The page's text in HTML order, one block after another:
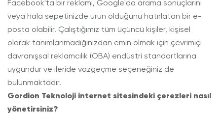
Facebook'ta bir reklamı, Google'da arama sonuçlarını
veya hala sepetinizde ürün olduğunu hatırlatan bir e-
posta olabilir. Çalıştığımız tüm üçüncü kişiler, kişisel
olarak tanımlanmadığınızdan emin olmak için çevrimiçi
davranışsal reklamcılık (OBA) endüstri standartlarına
uygundur ve ileride vazgeçme seçeneğiniz de
bulunmaktadır.
Gordion Teknoloji internet sitesindeki çerezleri nasıl
yönetirsiniz?